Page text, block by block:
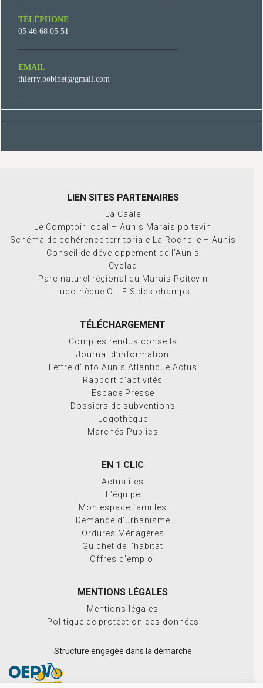
TÉLÉPHONE
05 46 68 05 51
EMAIL
thierry.bobinet@gmail.com
LIEN SITES PARTENAIRES
La Caale
Le Comptoir local – Aunis Marais poitevin
Schéma de cohérence territoriale La Rochelle – Aunis
Conseil de développement de l’Aunis
Cyclad
Parc naturel régional du Marais Poitevin
Ludothèque C.L.E.S des champs
TÉLÉCHARGEMENT
Comptes rendus conseils
Journal d’information
Lettre d’info Aunis Atlantique Actus
Rapport d’activités
Espace Presse
Dossiers de subventions
Logothèque
Marchés Publics
EN 1 CLIC
Actualites
L’équipe
Mon espace familles
Demande d’urbanisme
Ordures Ménagères
Guichet de l’habitat
Offres d’emploi
MENTIONS LÉGALES
Mentions légales
Politique de protection des données
Structure engagée dans la démarche